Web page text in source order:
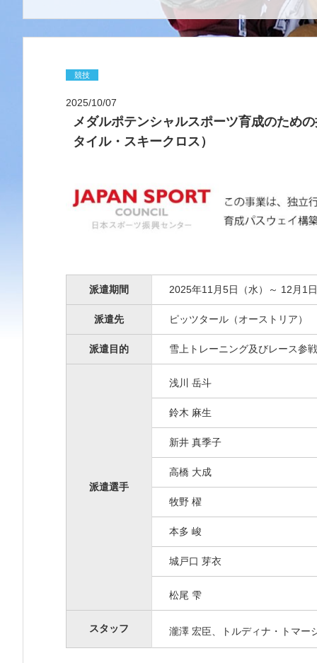
競技
2025/10/07
メダルポテンシャルスポーツ育成のため
タイル・スキークロス）
派遣期間 2025年11月5日（水）～ 12月1
派遣先 ピッツタール（オーストリア）
派遣目的 雪上トレーニング及びレース参
派遣選手
浅川 岳斗
鈴木 麻生
新井 真季子
高橋 大成
牧野 櫂
本多 峻
城戸口 芽衣
松尾 雫
スタッフ 瀧澤 宏臣、トルディナ・トマー